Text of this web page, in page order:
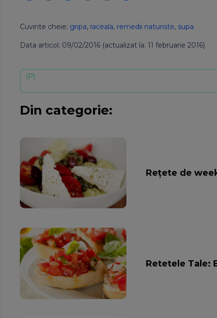
Cuvinte cheie: gripa, raceala, remedii naturiste, supa
Data articol: 09/02/2016 (actualizat la: 11 februarie 2016)
Din categorie:
Rețete de
Retetele Tale: